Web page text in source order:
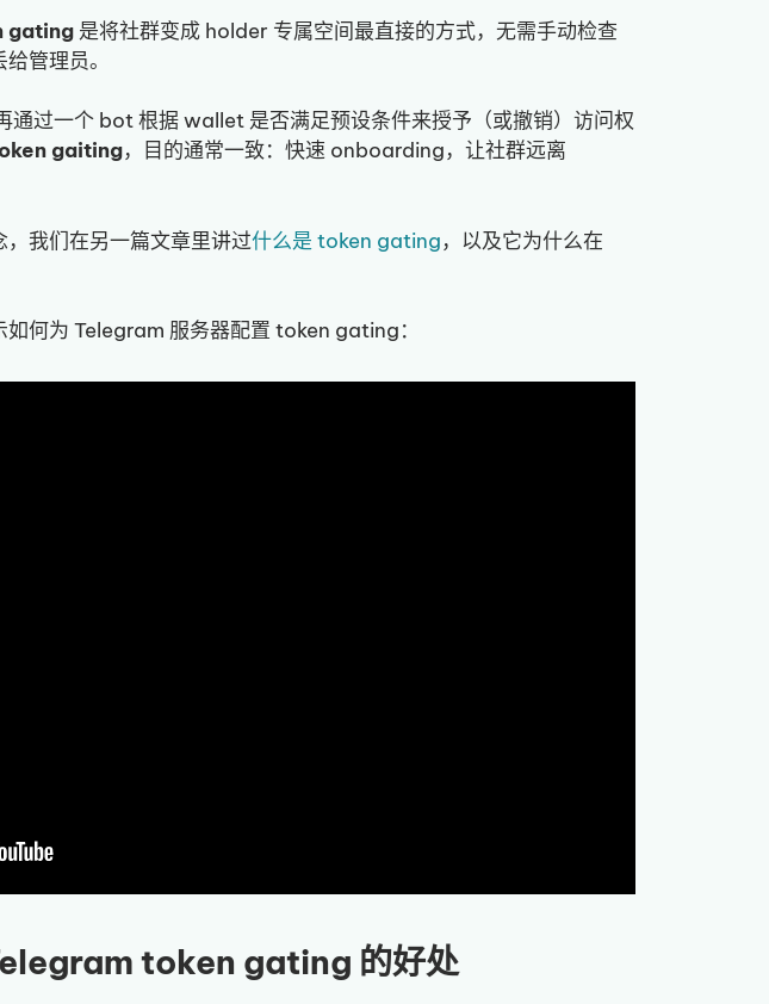
gating 是将社群变成 holder 专属空间最直接的方式，无需手动检查
管理员。
通过一个 bot 根据 wallet 是否满足预设条件来授予（或撤销）访问权
gaiting，目的通常一致：快速 onboarding，让社群远离
我们在另一篇文章里讲过什么是 token gating，以及它为什么在
何为 Telegram 服务器配置 token gating：
token gating 的好处